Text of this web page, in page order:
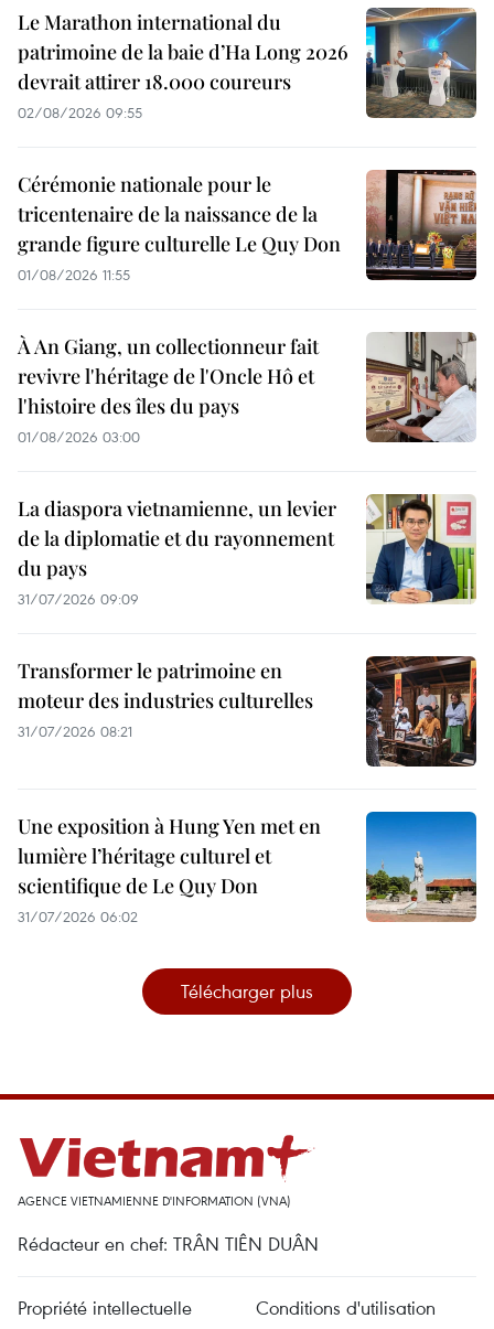
Le Marathon international du
patrimoine de la baie d’Ha Long 2026
devrait attirer 18.000 coureurs
02/08/2026 09:55
Cérémonie nationale pour le
tricentenaire de la naissance de la
grande figure culturelle Le Quy Don
01/08/2026 11:55
À An Giang, un collectionneur fait
revivre l'héritage de l'Oncle Hô et
l'histoire des îles du pays
01/08/2026 03:00
La diaspora vietnamienne, un levier
de la diplomatie et du rayonnement
du pays
31/07/2026 09:09
Transformer le patrimoine en
moteur des industries culturelles
31/07/2026 08:21
Une exposition à Hung Yen met en
lumière l’héritage culturel et
scientifique de Le Quy Don
31/07/2026 06:02
Télécharger plus
AGENCE VIETNAMIENNE D'INFORMATION (VNA)
Rédacteur en chef: TRÂN TIÊN DUÂN
Propriété intellectuelle Conditions d'utilisation